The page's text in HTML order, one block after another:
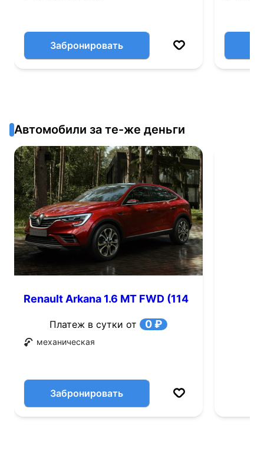
Забронировать
Автомобили за те-же деньги
Renault Arkana 1.6 MT FWD (114
Платеж в сутки от 0 ₽
механическая
Забронировать